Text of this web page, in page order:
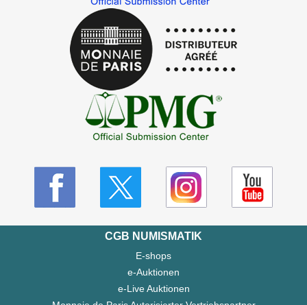
CGB NUMISMATIK
E-shops
e-Auktionen
e-Live Auktionen